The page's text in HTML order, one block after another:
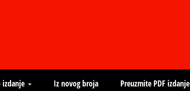
izdanje Iz novog broja Preuzmite PDF izdanje